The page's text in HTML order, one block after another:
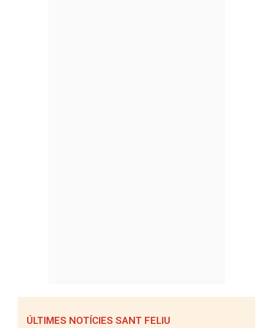
ÚLTIMES NOTÍCIES SANT FELIU